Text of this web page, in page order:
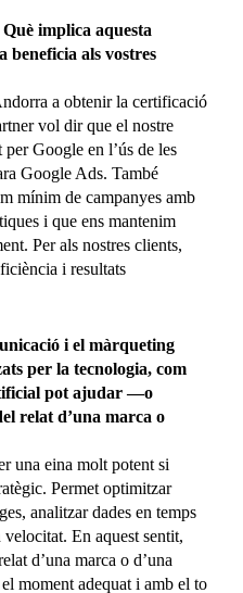
implica aquesta
beneficia als vostres
a obtenir la certificació
vol dir que el nostre
Google en l’ús de les
Google Ads. També
mínim de campanyes amb
i que ens mantenim
Per als nostres clients,
i resultats
i el màrqueting
per la tecnologia, com
pot ajudar —o
relat d’una marca o
una eina molt potent si
Permet optimitzar
analitzar dades en temps
En aquest sentit,
d’una marca o d’una
moment adequat i amb el to